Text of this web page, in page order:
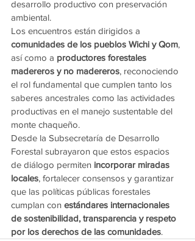
desarrollo productivo con preservación
ambiental.
Los encuentros están dirigidos a
comunidades de los pueblos Wichi y Qom,
así como a productores forestales
madereros y no madereros, reconociendo
el rol fundamental que cumplen tanto los
saberes ancestrales como las actividades
productivas en el manejo sustentable del
monte chaqueño.
Desde la Subsecretaría de Desarrollo
Forestal subrayaron que estos espacios
de diálogo permiten incorporar miradas
locales, fortalecer consensos y garantizar
que las políticas públicas forestales
cumplan con estándares internacionales
de sostenibilidad, transparencia y respeto
por los derechos de las comunidades.